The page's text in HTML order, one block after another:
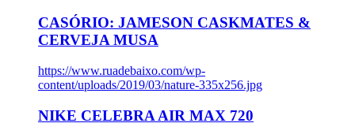
CASÓRIO: JAMESON CASKMATES &
CERVEJA MUSA
https://www.ruadebaixo.com/wp-
content/uploads/2019/03/nature-335x256.jpg
NIKE CELEBRA AIR MAX 720